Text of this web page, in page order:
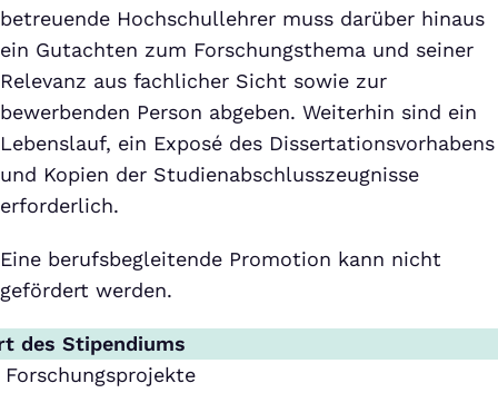
betreuende Hochschullehrer muss darüber hinaus
ein Gutachten zum Forschungsthema und seiner
Relevanz aus fachlicher Sicht sowie zur
bewerbenden Person abgeben. Weiterhin sind ein
Lebenslauf, ein Exposé des Dissertationsvorhabens
und Kopien der Studienabschlusszeugnisse
erforderlich.
Eine berufsbegleitende Promotion kann nicht
gefördert werden.
des Stipendiums
Forschungsprojekte